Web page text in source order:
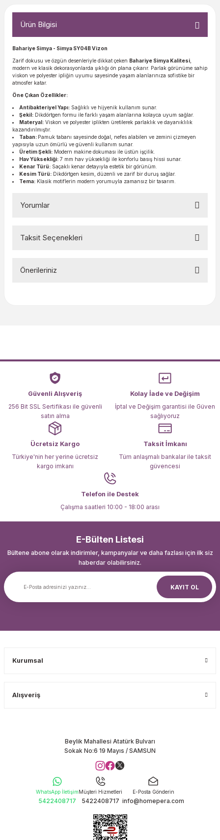
Ürün Bilgisi
Bahariye Simya - Simya SY04B Vizon
Zarif dokusu ve özgün desenleriyle dikkat çeken Bahariye Simya Kalitesi
modern ve klasik dekorasyonlarda şıklığı ön plana çıkarır. Parlak görünüme sahip
viskon ve polyester ipliğin uyumu sayesinde yaşam alanlarınıza sofistike bir
atmosfer katar.
Öne Çıkan Özellikler:
Antibakteriyel Yapı: Sağlıklı ve hijyenik kullanım sunar.
Şekil: Dikdörtgen formu ile farklı yaşam alanlarına kolayca uyum sağlar.
Materyal: Viskon ve polyester iplikten üretilerek parlaklık ve dayanıklılık
kazandırılmıştır.
Taban: Pamuk tabanı sayesinde doğal, nefes alabilen ve zemini çizmeyen
yapısıyla uzun ömürlü ve güvenli kullanım sunar.
Üretim Şekli: Modern makine dokuması ile üstün işçilik.
Hav Yüksekliği: 7 mm hav yüksekliği ile konforlu basış hissi sunar.
Kenar Türü: Saçaklı kenar detayıyla estetik bir görünüm.
Kesim Türü: Dikdörtgen kesim, düzenli ve zarif bir duruş sağlar.
Tema: Klasik motiflerin modern yorumuyla zamansız bir tasarım.
Yorumlar
Taksit Seçenekleri
Önerileriniz
Ürün açıklamasında eksik bilgiler bulunuyor.
Ürün bilgilerinde hatalar bulunuyor.
Ürün fiyatı diğer sitelerden daha pahalı.
Bu ürüne benzer farklı alternatifler olmalı.
Güvenli Alışveriş
256 Bit SSL Sertifikası ile güvenli
satın alma
Kolay İade ve Değişim
İptal ve Değişim garantisi ile Güven
sağlıyoruz
Ücretsiz Kargo
Türkiye'nin her yerine ücretsiz
kargo imkanı
Taksit İmkanı
Tüm anlaşmalı bankalar ile taksit
güvencesi
Telefon ile Destek
Çalışma saatleri 10:00 - 18:00 arası
E-Bülten Listesi
Bültene abone olarak indirimler, kampanyalar ve daha fazlası için ilk siz
haberdar olabilirsiniz.
KAYIT OL
Kurumsal
Alışveriş
Beylik Mahallesi Atatürk Bulvarı
Sokak No:6 19 Mayıs / SAMSUN
WhatsApp İletişim
5422408717
Müşteri Hizmetleri
5422408717
E-Posta Gönderin
info@homepera.com